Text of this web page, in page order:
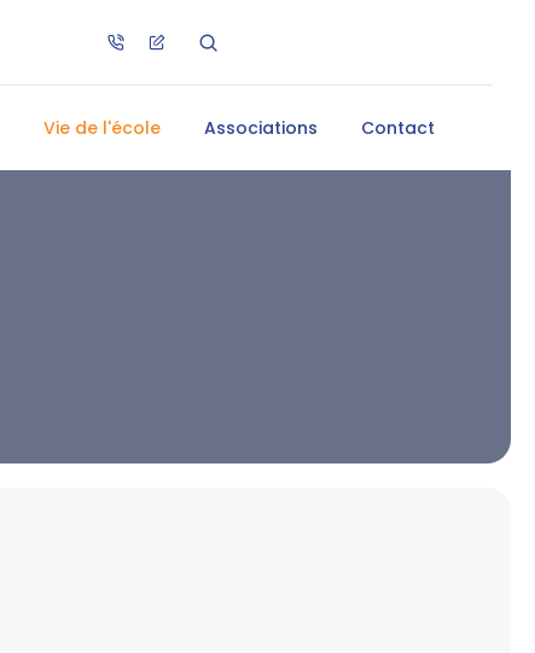
Vie de l'école Associations Contact